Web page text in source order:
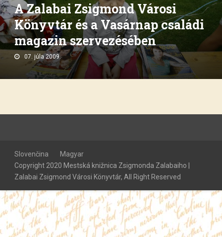
A Zalabai Zsigmond Városi
Könyvtár és a Vasárnap családi
magazin szervezésében
07. júla 2009.
Slovenčina
Magyar
Copyright 2020 Mestská knižnica Zsigmonda Zalabaiho |
Zalabai Zsigmond Városi Könyvtár, All Right Reserved